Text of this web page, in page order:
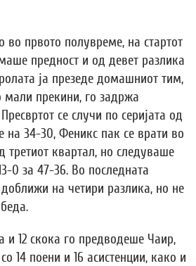
првото полувреме, на стартот
предност и од девет разлика
ја презеде домашниот тим,
мали прекини, го задржа
се случи по серијата од
на 34-30, Феникс пак се врати во
третиот квартал, но следуваше
0 за 47-36. Во последната
на четири разлика, но не
и 12 скока го предводеше Чаир,
14 поени и 16 асистенции, како и